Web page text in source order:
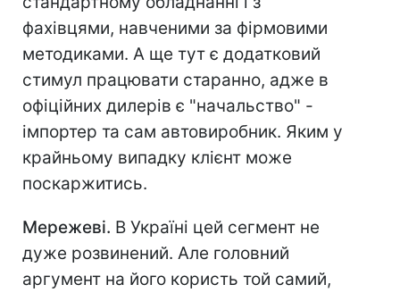
фахівцями, навченими за фірмовими
методиками. А ще тут є додатковий
стимул працювати старанно, адже в
офіційних дилерів є "начальство" -
імпортер та сам автовиробник. Яким у
крайньому випадку клієнт може
поскаржитись.
Мережеві. В Україні цей сегмент не
дуже розвинений. Але головний
аргумент на його користь той самий,